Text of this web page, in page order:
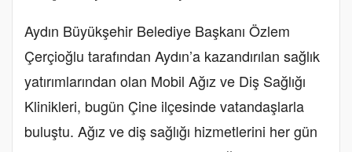
Aydın Büyükşehir Belediye Başkanı Özlem
Çerçioğlu tarafından Aydın’a kazandırılan sağlık
yatırımlarından olan Mobil Ağız ve Diş Sağlığı
Klinikleri, bugün Çine ilçesinde vatandaşlarla
buluştu. Ağız ve diş sağlığı hizmetlerini her gün